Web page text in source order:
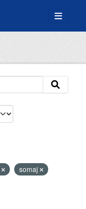
somaj